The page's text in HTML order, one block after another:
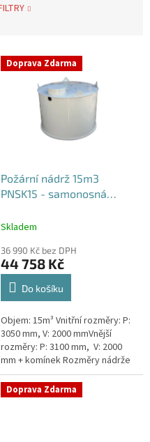
Doprava Zdarma
Požární nádrž 15m3
PNSK15 - samonosná
Skladem
36 990 Kč bez DPH
44 758 Kč
Do košíku
Objem: 15m³ Vnitřní rozměry: P:
3050 mm, V: 2000 mmVnější
rozměry: P: 3100 mm, V: 2000
mm + komínek Rozměry nádrže
možno jakkoliv upravit -
vyrobíme nádrž na míru!Nádrž...
Doprava Zdarma